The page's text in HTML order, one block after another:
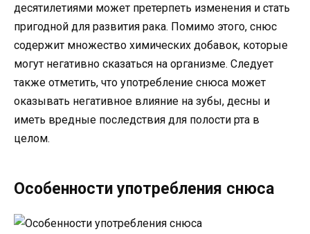
десятилетиями может претерпеть изменения и стать
пригодной для развития рака. Помимо этого, снюс
содержит множество химических добавок, которые
могут негативно сказаться на организме. Следует
также отметить, что употребление снюса может
оказывать негативное влияние на зубы, десны и
иметь вредные последствия для полости рта в
целом.
Особенности употребления снюса